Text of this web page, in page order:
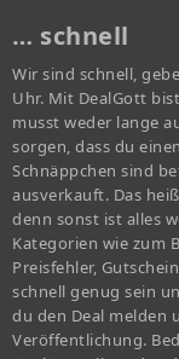
… schnell
Wir sind schnell,
Uhr. Mit DealGott
musst weder lange
sorgen, dass du
Schnäppchen sind
ausverkauft. Das
denn sonst ist alles
Kategorien wie zum
Preisfehler,
schnell genug sein
du den Deal melden
Veröffentlichung.